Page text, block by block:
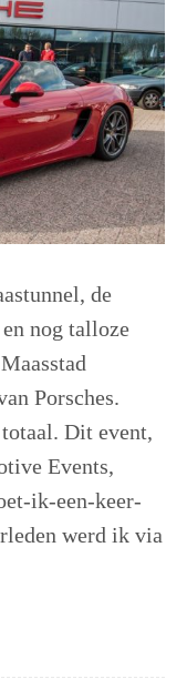
de
nog talloze
Porsches.
Dit event,
Events,
ik-een-keer-
werd ik via